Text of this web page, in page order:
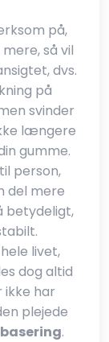
på,
så vil
dvs.
på
svinder
længere
gumme.
person,
del mere
betydeligt,
livet,
dog altid
ikke har
plejede
.